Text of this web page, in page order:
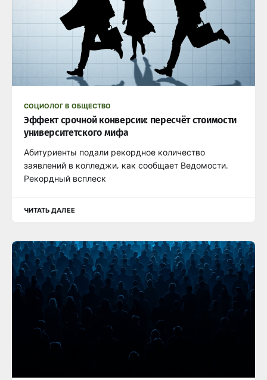
СОЦИОЛОГ В ОБЩЕСТВО
Эффект срочной конверсии: пересчёт стоимости
университетского мифа
Абитуриенты подали рекордное количество
заявлений в колледжи, как сообщает Ведомости.
Рекордный всплеск
ЧИТАТЬ ДАЛЕЕ